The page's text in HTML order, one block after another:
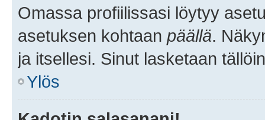
Omassa profiilissasi löytyy
asetuksen kohtaan päällä.
ja itsellesi. Sinut lasketaan
Ylös